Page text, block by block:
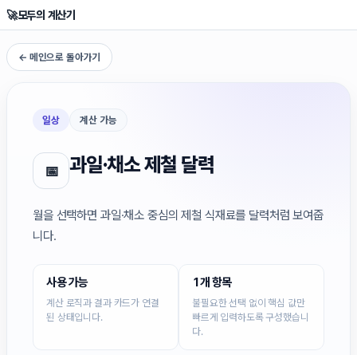
🚀모두의 계산기
← 메인으로 돌아가기
일상 계산 가능
📅 과일·채소 제철 달력
월을 선택하면 과일·채소 중심의 제철 식재료를 달력처럼 보여줍
니다.
사용 가능
계산 로직과 결과 카드가 연결
된 상태입니다.
1개 항목
불필요한 선택 없이 핵심 값만
빠르게 입력하도록 구성했습니
다.